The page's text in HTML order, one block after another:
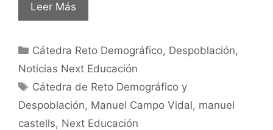
Leer Más
Cátedra Reto Demográfico, Despoblación,
Noticias Next Educación
Cátedra de Reto Demográfico y
Despoblación, Manuel Campo Vidal, manuel
castells, Next Educación